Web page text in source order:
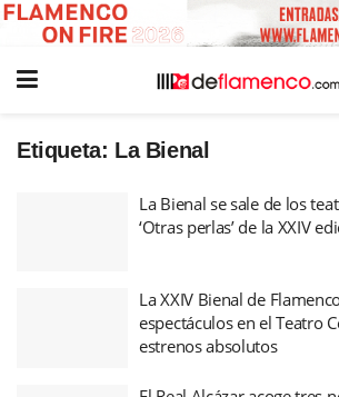
Etiqueta: La Bienal
La Bienal se sale de los
‘Otras perlas’ de la XXIV
La XXIV Bienal de
espectáculos en el Teatro
estrenos absolutos